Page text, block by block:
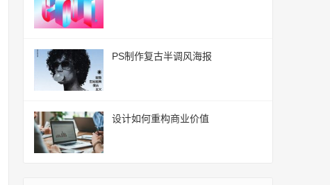
PS制作复古半调风海报
设计如何重构商业价值